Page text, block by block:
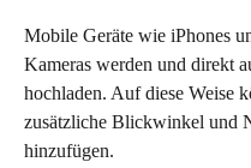
Mobile Geräte wie iPhones
Kameras werden und direkt
hochladen. Auf diese Weise
zusätzliche Blickwinkel und
hinzufügen.